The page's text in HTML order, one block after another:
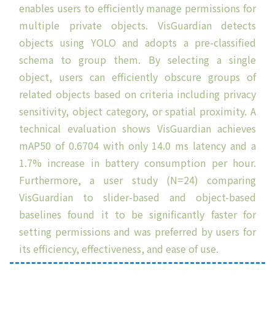
enables users to efficiently manage permissions for
multiple private objects. VisGuardian detects
objects using YOLO and adopts a pre-classified
schema to group them. By selecting a single
object, users can efficiently obscure groups of
related objects based on criteria including privacy
sensitivity, object category, or spatial proximity. A
technical evaluation shows VisGuardian achieves
mAP50 of 0.6704 with only 14.0 ms latency and a
1.7% increase in battery consumption per hour.
Furthermore, a user study (N=24) comparing
VisGuardian to slider-based and object-based
baselines found it to be significantly faster for
setting permissions and was preferred by users for
its efficiency, effectiveness, and ease of use.